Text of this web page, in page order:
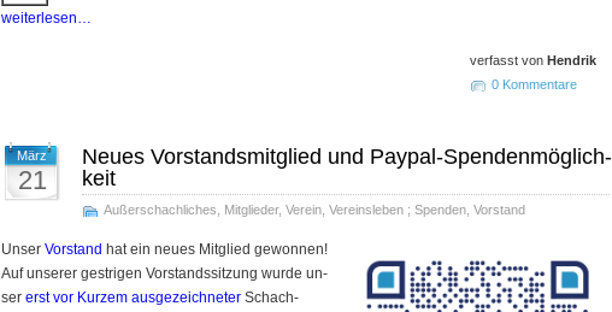
weiterlesen…
verfasst von Hendrik
0 Kommentare
März
21
Neues Vorstandsmitglied und Paypal-Spendenmöglich­
keit
Außerschachliches Mitglieder, Verein Vereinsleben ; Spenden Vorstand
Un­ser Vor­stand hat ein neu­es Mit­glied ge­won­nen!
Auf un­se­rer ges­tri­gen Vor­stands­sit­zung wur­de un­
ser erst vor Kur­zem aus­ge­zeich­ne­ter Schach­